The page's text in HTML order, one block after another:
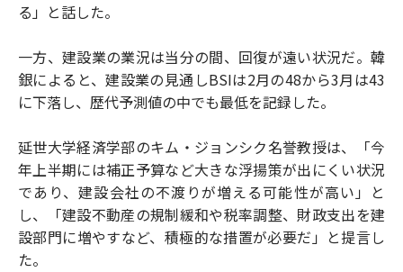
る」と話した。
一方、建設業の業況は当分の間、回復が遠い状況だ。韓
銀によると、建設業の見通しBSIは2月の48から3月は43
に下落し、歴代予測値の中でも最低を記録した。
延世大学経済学部のキム・ジョンシク名誉教授は、「今
年上半期には補正予算など大きな浮揚策が出にくい状況
であり、建設会社の不渡りが増える可能性が高い」と
し、「建設不動産の規制緩和や税率調整、財政支出を建
設部門に増やすなど、積極的な措置が必要だ」と提言し
た。